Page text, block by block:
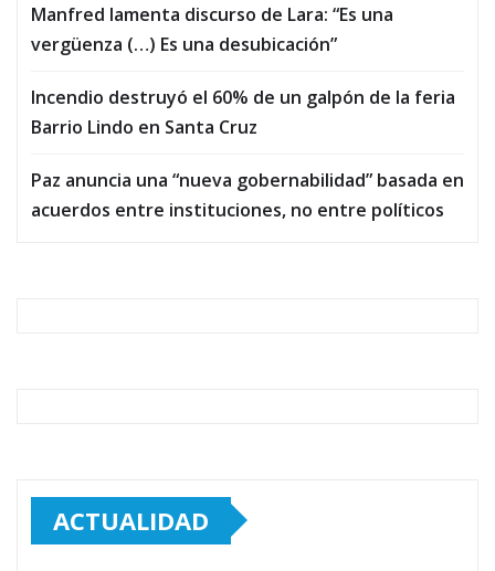
Manfred lamenta discurso de Lara: “Es una
vergüenza (…) Es una desubicación”
Incendio destruyó el 60% de un galpón de la feria
Barrio Lindo en Santa Cruz
Paz anuncia una “nueva gobernabilidad” basada en
acuerdos entre instituciones, no entre políticos
ACTUALIDAD